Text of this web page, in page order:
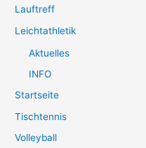
Lauftreff
Leichtathletik
Aktuelles
INFO
Startseite
Tischtennis
Volleyball